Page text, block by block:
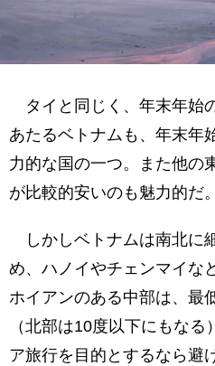
タイと同じく、年末年始
あたるベトナムも、年末年
力的な国の一つ。また他の
が比較的安いのも魅力的だ。
しかしベトナムは南北に
め、ハノイやチェンマイな
ホイアンのある中部は、最
（北部は10度以下にもな
ア旅行を目的とするなら避